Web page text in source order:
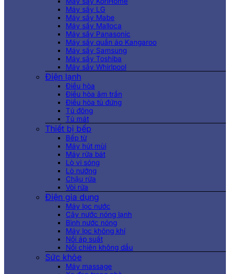
Máy sấy LG
Máy sấy Mabe
Máy sấy Malloca
Máy sấy Panasonic
Máy sấy quần áo Kangaroo
Máy sấy Samsung
Máy sấy Toshiba
Máy sấy Whirlpool
Điện lạnh
Điều hòa
Điều hòa âm trần
Điều hòa tủ đứng
Tủ đông
Tủ mát
Thiết bị bếp
Bếp từ
Máy hút mùi
Máy rửa bát
Lò vi sóng
Lò nướng
Chậu rửa
Vòi rửa
Điện gia dụng
Máy lọc nước
Cây nước nóng lạnh
Bình nước nóng
Máy lọc không khí
Nồi áp suất
Nồi chiên không dầu
Sức khỏe
Máy massage